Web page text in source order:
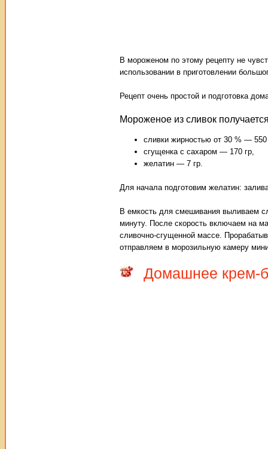
В мороженом по этому рецепту не
использовании в приготовлении
Рецепт очень простой и подготовка
Мороженое из сливок
сливки жирностью от 30 % —
сгущенка с сахаром — 170 гр,
желатин — 7 гр.
Для начала подготовим желатин:
В емкость для смешивания выливаем
минуту. После скорость включаем на
сливочно-сгущенной массе.
отправляем в морозильную камеру
Домашнее крем-